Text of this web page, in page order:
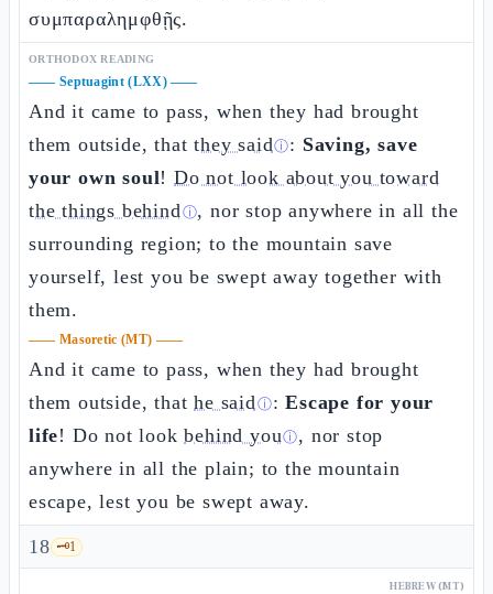
συμπαραλημφθῇς.
ORTHODOX READING
—— Septuagint (LXX)——
And it came to pass, when they had brought
them outside, thatthey saidⓘ: Saving, save
your own soul!Do not look about you toward
the things behindⓘ, nor stop anywhere in all the
surrounding region; to the mountain save
yourself, lest you be swept away together with
them.
—— Masoretic (MT) ——
And it came to pass, when they had brought
them outside, thathe saidⓘ:Escape for your
life! Do not lookbehind youⓘ, nor stop
anywhere in all the plain; to the mountain
escape, lest you be swept away.
18 🗝️1
HEBREW (MT)